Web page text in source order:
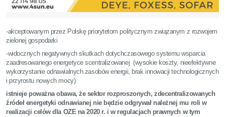
-akceptowanym przez Polskę priorytetom politycznym związanym z rozwojem
zielonej gospodarki
-widocznych negatywnych skutkach dotychczasowego systemu wsparcia
zaadresowanego energetyce scentralizowanej (wysokie koszty, nieefektywne
wykorzystanie odnawialnych zasobów energii, brak innowacji technologicznych
i przyrostu nowych mocy)
istnieje poważna obawa, że sektor rozproszonych, zdecentralizowanych
źródeł energetyki odnawianej nie będzie odgrywał należnej mu roli w
realizacji celów dla OZE na 2020 r. i w regulacjach prawnych w tym